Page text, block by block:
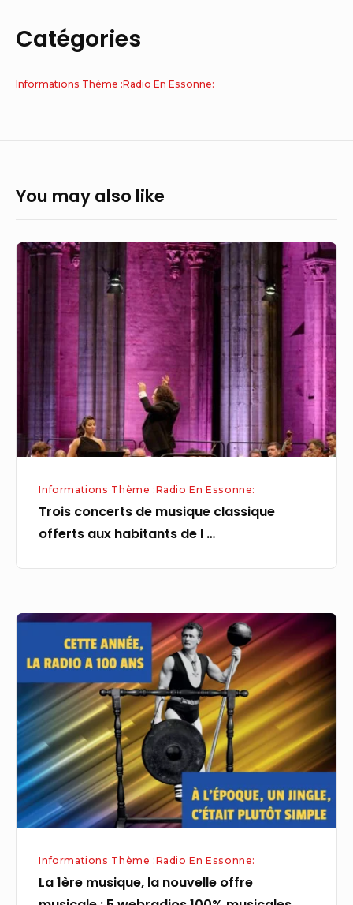
Catégories
Informations Thème :Radio En Essonne:
You may also like
Trois
concerts
de
musique
aux
habitants
Informations Thème :Radio En Essonne:
Trois concerts de musique classique
offerts aux habitants de l …
La
musique,
nouvelle
offre
musicale
:
5
webradios
musicales,
100%
Informations Thème :Radio En Essonne:
La 1ère musique, la nouvelle offre